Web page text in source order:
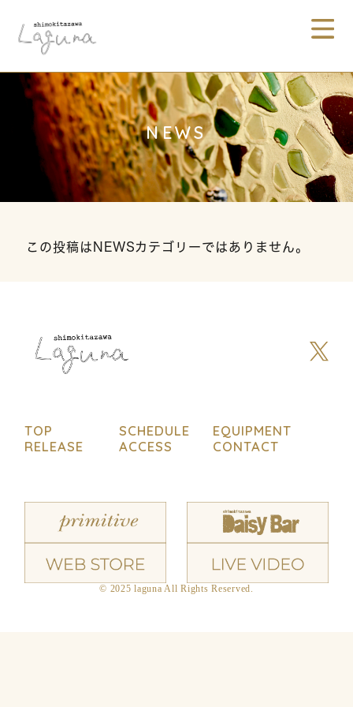
NEWS
この投稿はNEWSカテゴリーではありません。
TOP SCHEDULE
EQUIPMENT
RELEASE
ACCESS CONTACT
© 2025 laguna All Rights Reserved.